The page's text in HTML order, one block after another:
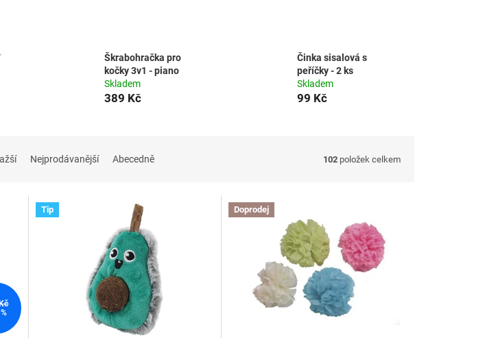
Škrabohračka pro
kočky 3v1 - piano
Skladem
389 Kč
Činka sisalová s
peříčky - 2 ks
Skladem
99 Kč
Nejprodávanější Abecedně 102 položek celkem
Tip Doprodej